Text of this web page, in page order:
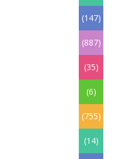
(147)
(887)
(35)
(6)
(755)
(14)